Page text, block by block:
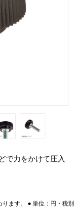
で力をかけて圧入
ます。 ● 単位：円・税別